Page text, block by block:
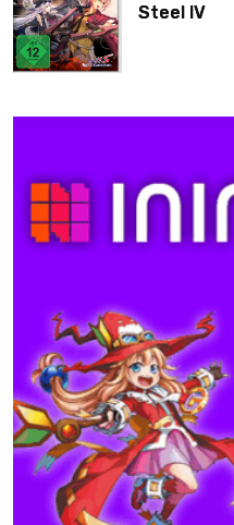
Steel IV